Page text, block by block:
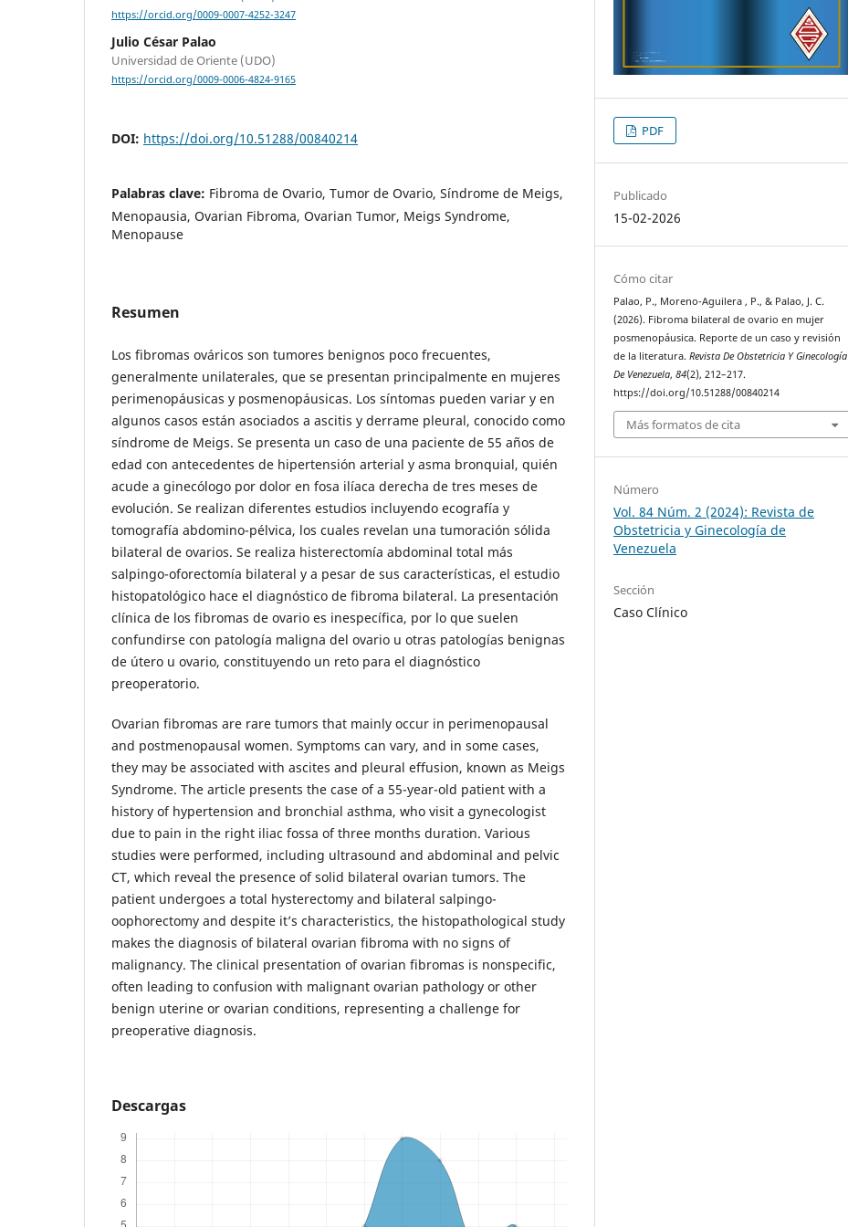
https://orcid.org/0009-0007-4252-3247
Julio César Palao
Universidad de Oriente (UDO)
https://orcid.org/0009-0006-4824-9165
DOI: https://doi.org/10.51288/00840214
Palabras clave: Fibroma de Ovario, Tumor de Ovario, Síndrome de Meigs,
Menopausia, Ovarian Fibroma, Ovarian Tumor, Meigs Syndrome,
Menopause
Resumen
Los fibromas ováricos son tumores benignos poco frecuentes,
generalmente unilaterales, que se presentan principalmente en mujeres
perimenopáusicas y posmenopáusicas. Los síntomas pueden variar y en
algunos casos están asociados a ascitis y derrame pleural, conocido como
síndrome de Meigs. Se presenta un caso de una paciente de 55 años de
edad con antecedentes de hipertensión arterial y asma bronquial, quién
acude a ginecólogo por dolor en fosa ilíaca derecha de tres meses de
evolución. Se realizan diferentes estudios incluyendo ecografía y
tomografía abdomino-pélvica, los cuales revelan una tumoración sólida
bilateral de ovarios. Se realiza histerectomía abdominal total más
salpingo-oforectomía bilateral y a pesar de sus características, el estudio
histopatológico hace el diagnóstico de fibroma bilateral. La presentación
clínica de los fibromas de ovario es inespecífica, por lo que suelen
confundirse con patología maligna del ovario u otras patologías benignas
de útero u ovario, constituyendo un reto para el diagnóstico
preoperatorio.
Ovarian fibromas are rare tumors that mainly occur in perimenopausal
and postmenopausal women. Symptoms can vary, and in some cases,
they may be associated with ascites and pleural effusion, known as Meigs
Syndrome. The article presents the case of a 55-year-old patient with a
history of hypertension and bronchial asthma, who visit a gynecologist
due to pain in the right iliac fossa of three months duration. Various
studies were performed, including ultrasound and abdominal and pelvic
CT, which reveal the presence of solid bilateral ovarian tumors. The
patient undergoes a total hysterectomy and bilateral salpingo-
oophorectomy and despite it’s characteristics, the histopathological study
makes the diagnosis of bilateral ovarian fibroma with no signs of
malignancy. The clinical presentation of ovarian fibromas is nonspecific,
often leading to confusion with malignant ovarian pathology or other
benign uterine or ovarian conditions, representing a challenge for
preoperative diagnosis.
Descargas
PDF
Publicado
15-02-2026
Cómo citar
Palao, P., Moreno-Aguilera , P., & Palao, J. C.
(2026). Fibroma bilateral de ovario en mujer
posmenopáusica. Reporte de un caso y revisión
de la literatura.Revista De Obstetricia Y Ginecología
De Venezuela,84(2), 212–217.
https://doi.org/10.51288/00840214
Más formatos de cita
Número
Vol. 84 Núm. 2 (2024): Revista de
Obstetricia y Ginecología de
Venezuela
Sección
Caso Clínico